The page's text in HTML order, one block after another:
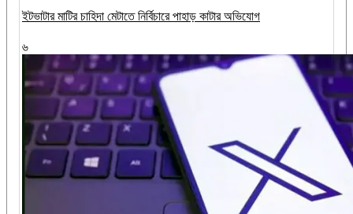
ইটভাটার মাটির চাহিদা মেটাতে নির্বিচারে পাহাড় কাটার অভিযোগ
৬